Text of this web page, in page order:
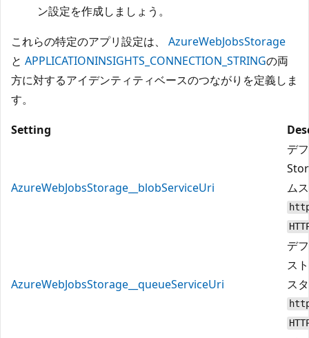
ン設定を作成しましょう。
これらの特定のアプリ設定は、 AzureWebJobsStorage
と APPLICATIONINSIGHTS_CONNECTION_STRINGの両
方に対するアイデンティティベースのつながりを定義しま
す。
Setting
AzureWebJobsStorage__blobServiceUri
デ
ム
AzureWebJobsStorage__queueServiceUri
デ
ス
ス